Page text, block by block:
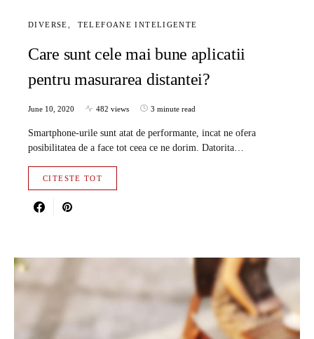
DIVERSE TELEFOANE INTELIGENTE
Care sunt cele mai bune aplicatii
pentru masurarea distantei?
June 10, 2020 482 views 3 minute read
Smartphone-urile sunt atat de performante, incat ne ofera
posibilitatea de a face tot ceea ce ne dorim. Datorita…
CITESTE TOT